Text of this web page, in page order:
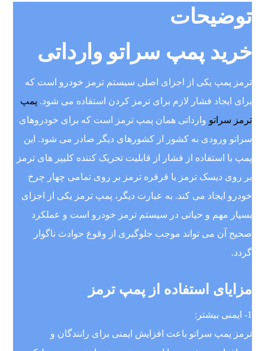
توضیحات
خرید پمپ سراتو وارداتی
ترمز پمپ یکی از اجزای اصلی سیستم ترمز خودرو است که
برای ایجاد فشار لازم برای ترمز کردن استفاده می شود. پمپ
ترمز سراتو وارداتی همان پمپ ترمز است که برای خودروهای
سراتو ورودی به کشور از کشورهای دیگر صادر می شود. این
پمپ با استفاده از فشار از قابلیت تحریک کننده کلیپر های ترمز
بر روی دیسک ترمز یا قرقره ترمز بر روی تمامی چهار چرخ
خودرو ایجاد می کند. به عبارت دیگر، پمپ ترمز یکی از اجزای
بسیار مهم و حیاتی در سیستم ترمز خودرو است و عملکرد
صحیح آن می تواند موجب جلوگیری از وقوع حوادث ناگوار
گردد.
مزایای استفاده از پمپ ترمز
1- ایمنی بیشتر:
ترمز پمپ سراتو باعث افزایش ایمنی برای رانندگان و